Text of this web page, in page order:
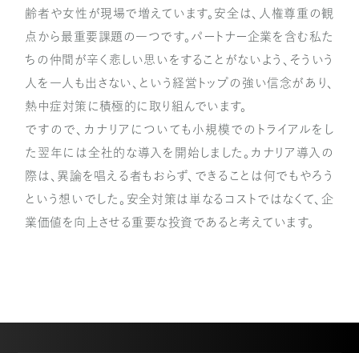
齢者や女性が現場で増えています。安全は、人権尊重の観
点から最重要課題の一つです。パートナー企業を含む私た
ちの仲間が辛く悲しい思いをすることがないよう、そういう
人を一人も出さない、という経営トップの強い信念があり、
熱中症対策に積極的に取り組んでいます。
ですので、カナリアについても小規模でのトライアルをし
た翌年には全社的な導入を開始しました。カナリア導入の
際は、異論を唱える者もおらず、できることは何でもやろう
という想いでした。安全対策は単なるコストではなくて、企
業価値を向上させる重要な投資であると考えています。